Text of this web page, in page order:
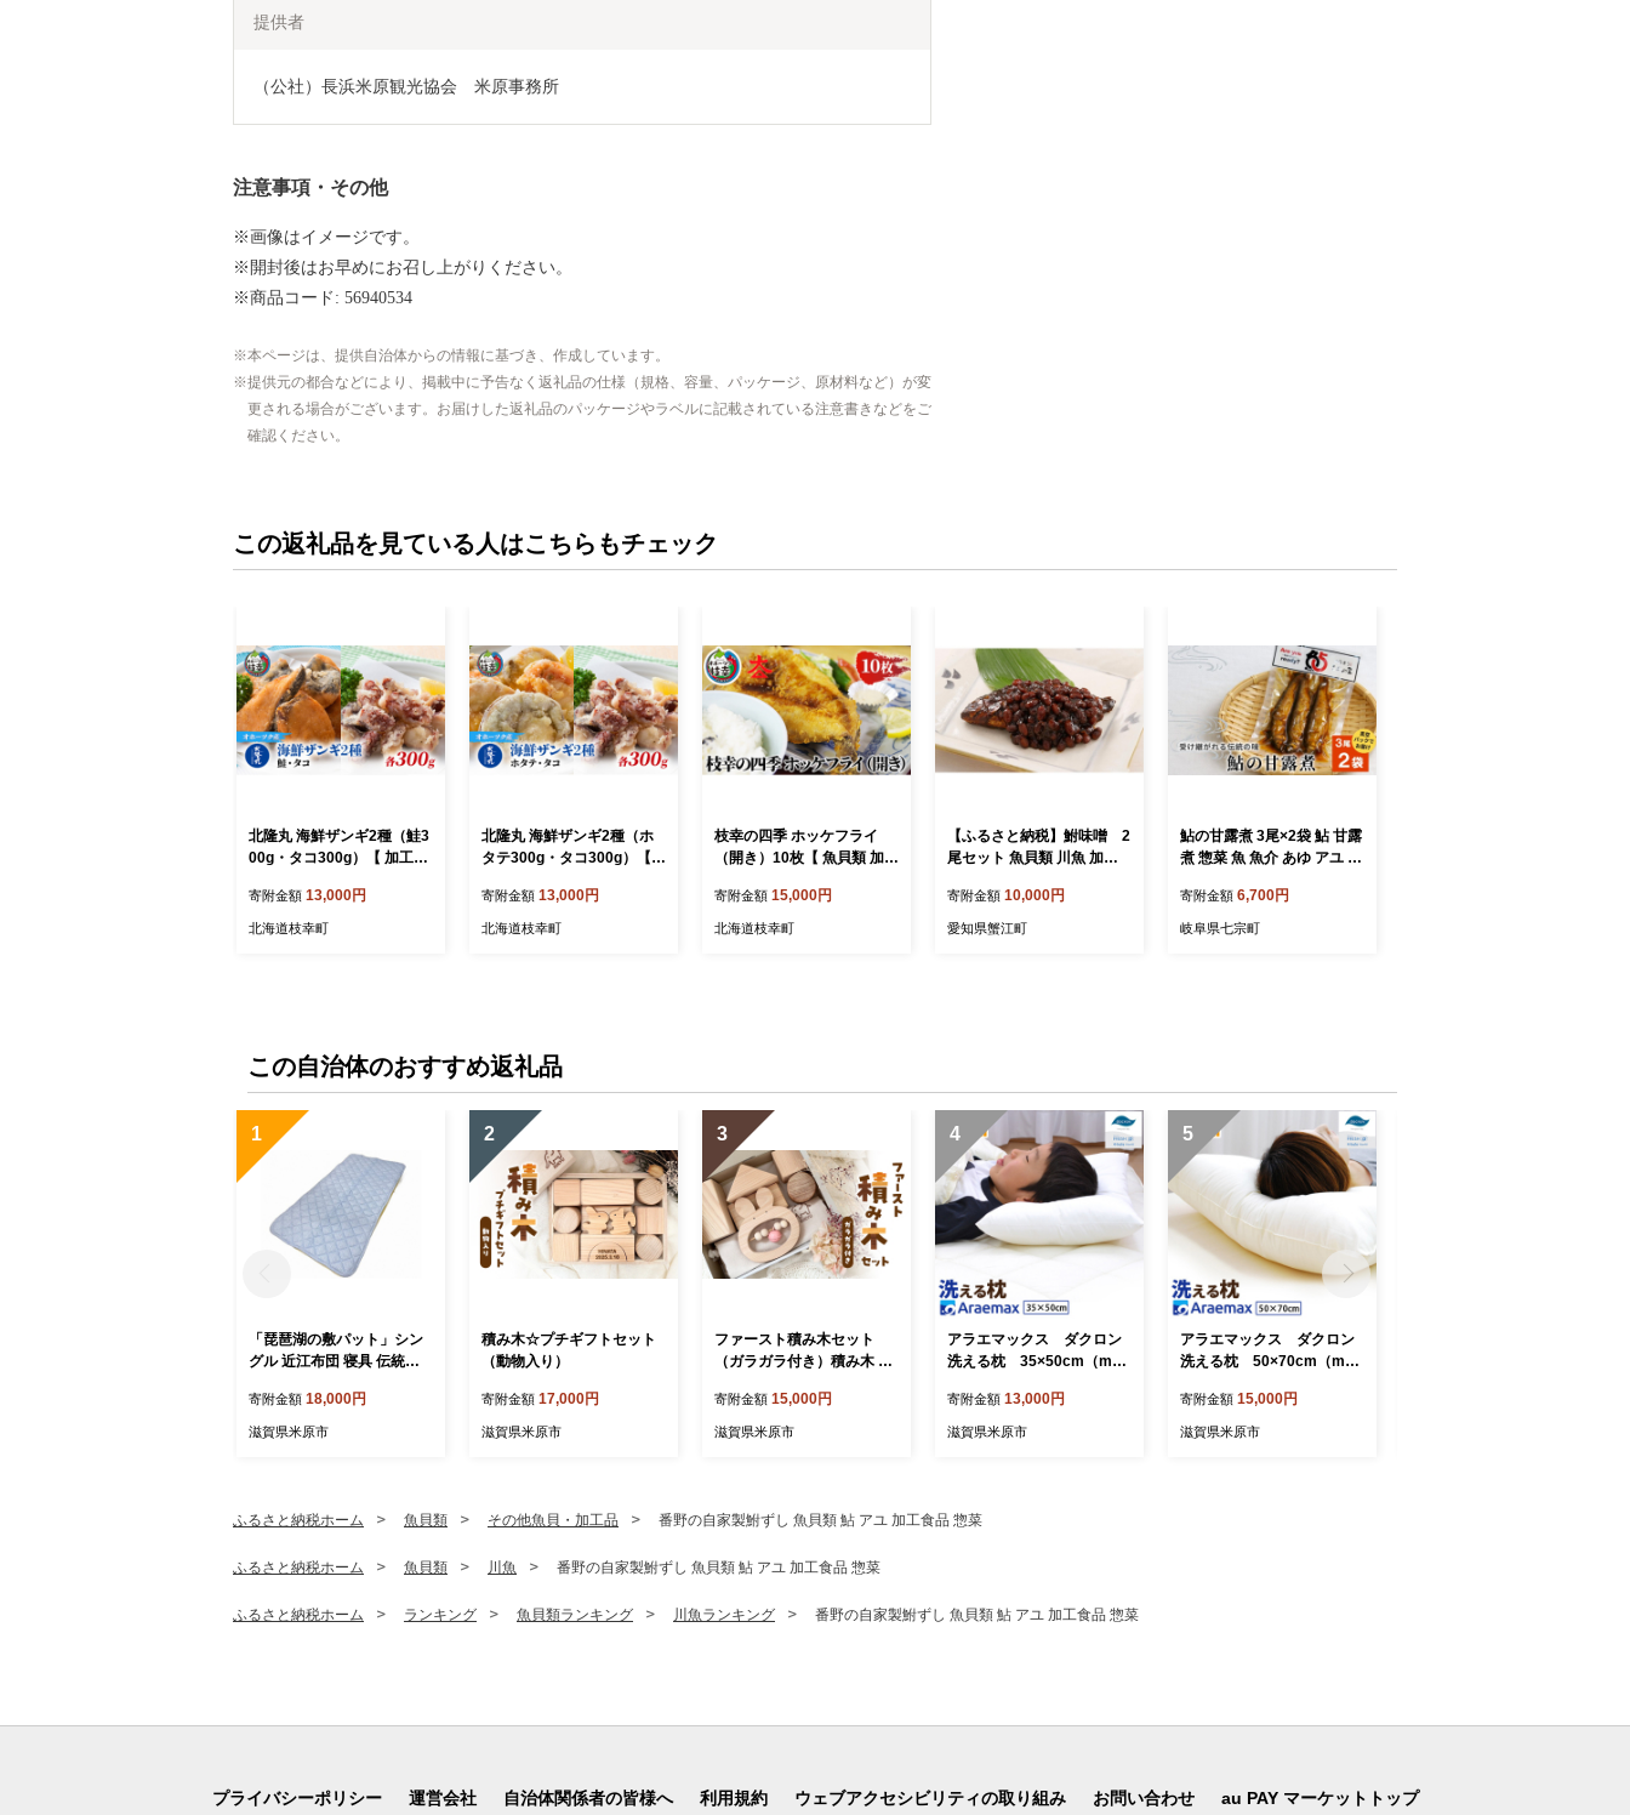
提供者
（公社）長浜米原観光協会　米原事務所
注意事項・その他
※画像はイメージです。
※開封後はお早めにお召し上がりください。
※商品コード: 56940534
本ページは、提供自治体からの情報に基づき、作成しています。
提供元の都合などにより、掲載中に予告なく返礼品の仕様（規格、容量、パッケージ、原材料など）が変
更される場合がございます。お届けした返礼品のパッケージやラベルに記載されている注意書きなどをご
確認ください。
この返礼品を見ている人はこちらもチェック
北隆丸 海鮮ザンギ2種（鮭3
00g・タコ300g）【 加工品
魚貝類 サーモン 北海道 オ
ホーツク 枝幸 】
寄附金額 13,000円
北海道枝幸町
北隆丸 海鮮ザンギ2種（ホ
タテ300g・タコ300g）【
工食品 海鮮 ザンギ ホタテ
タコ 北海道 オホーツク 枝
寄附金額 13,000円
北海道枝幸町
枝幸の四季 ホッケフライ
（開き）10枚【 魚貝類 加工
ケ 北海道 オホーツク 枝幸
】
寄附金額 15,000円
北海道枝幸町
【ふるさと納税】鮒味噌 2
尾セット 魚貝類 川魚 加工
飯のお供 つまみ 肴 ご飯の
お供 ごはんのおとも お弁当
寄附金額 10,000円
愛知県蟹江町
鮎の甘露煮 3尾×2袋 鮎 甘露
煮 惣菜 魚 魚介 あゆ アユ 常
おつまみ ごはんのおつまみ
お茶漬け 特産品
寄附金額 6,700円
岐阜県七宗町
この自治体のおすすめ返礼品
1
「琵琶湖の敷パット」シン
グル 近江布団 寝具 伝統技
寄附金額 18,000円
滋賀県米原市
2
積み木☆プチギフトセット
（動物入り）
寄附金額 17,000円
滋賀県米原市
3
ファースト積み木セット
（ガラガラ付き）積み木 つ
ら 手作り おもちゃ 知育 玩
具 無垢 ひのき ヒノキ 木製
寄附金額 15,000円
滋賀県米原市
4
アラエマックス ダクロン
洗える枕 35×50cm（mak
寄附金額 13,000円
滋賀県米原市
5
アラエマックス ダクロン
洗える枕 50×70cm（mak
寄附金額 15,000円
滋賀県米原市
ふるさと納税ホーム 魚貝類 その他魚貝・加工品 番野の自家製鮒ずし 魚貝類 鮎 アユ 加工食品 惣菜
ふるさと納税ホーム 魚貝類 川魚 番野の自家製鮒ずし 魚貝類 鮎 アユ 加工食品 惣菜
ふるさと納税ホーム ランキング 魚貝類ランキング 川魚ランキング 番野の自家製鮒ずし 魚貝類 鮎 アユ 加工食品 惣菜
プライバシーポリシー 運営会社 自治体関係者の皆様へ 利用規約 ウェブアクセシビリティの取り組み お問い合わせ au PAY マーケットトップ